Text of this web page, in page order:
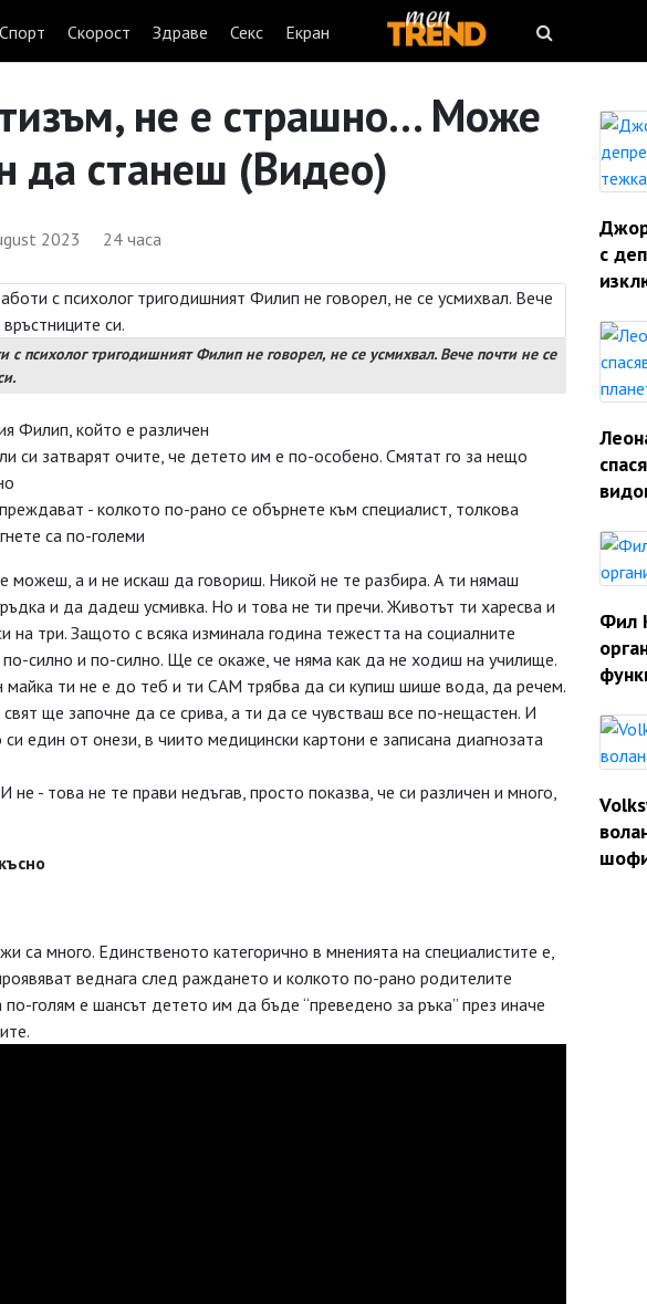
Спорт Скорост Здраве Секс Екран
не е страшно... Може
да станеш (Видео)
2023 24 часа
с психолог тригодишният Филип не говорел, не се усмихвал. Вече почти не се
Филип, който е различен
си затварят очите, че детето им е по-особено. Смятат го за нещо
- колкото по-рано се обърнете към специалист, толкова
са по-големи
можеш, а и не искаш да говориш. Никой не те разбира. А ти нямаш
и да дадеш усмивка. Но и това не ти пречи. Животът ти харесва и
на три. Защото с всяка изминала година тежестта на социалните
по-силно и по-силно. Ще се окаже, че няма как да не ходиш на училище.
ти не е до теб и ти САМ трябва да си купиш шише вода, да речем.
ще започне да се срива, а ти да се чувстваш все по-нещастен. И
един от онези, в чиито медицински картони е записана диагнозата
не - това не те прави недъгав, просто показва, че си различен и много,
са много. Единственото категорично в мненията на специалистите е,
веднага след раждането и колкото по-рано родителите
голям е шансът детето им да бъде “преведено за ръка” през иначе
с
Фил